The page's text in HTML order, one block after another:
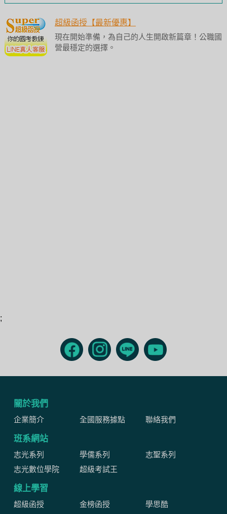
超級函授【最新優惠】
現在開始準備，為自己的人生開啟新篇章！公職國
營最穩定的選擇。
;
關於我們
企業簡介 全國服務據點 聯絡我們
班系網站
志光系列 學儒系列
志聖系列
志光數位學院
超級考試王
線上學習
超級函授 金榜函授 學思酷